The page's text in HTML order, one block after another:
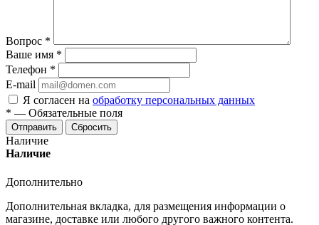
Вопрос *
Ваше имя *
Телефон *
E-mail
Я согласен на обработку персональных данных
* — Обязательные поля
Отправить Сбросить
Наличие
Наличие
Дополнительно
Дополнительная вкладка, для размещения информации о
магазине, доставке или любого другого важного контента.